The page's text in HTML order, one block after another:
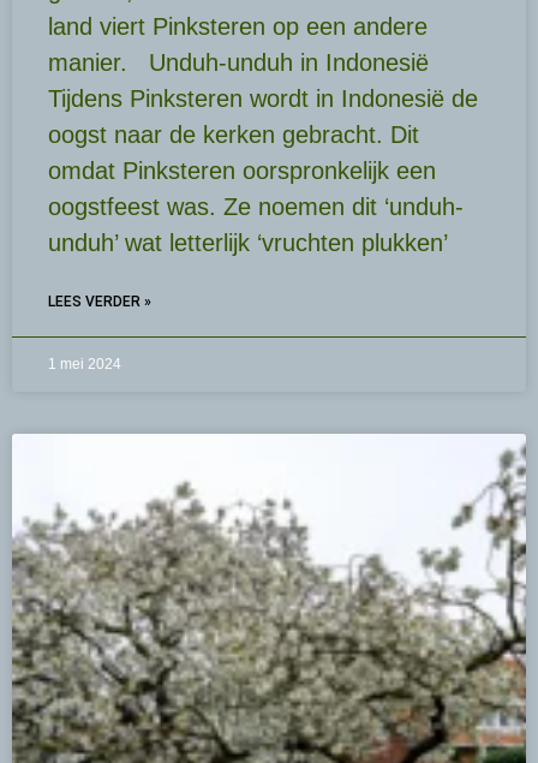
land viert Pinksteren op een andere
manier. Unduh-unduh in Indonesië
Tijdens Pinksteren wordt in Indonesië de
oogst naar de kerken gebracht. Dit
omdat Pinksteren oorspronkelijk een
oogstfeest was. Ze noemen dit ‘unduh-
unduh’ wat letterlijk ‘vruchten plukken’
LEES VERDER »
1 mei 2024